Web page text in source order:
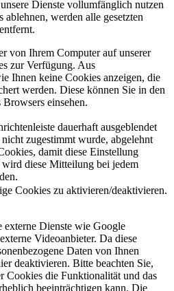
Dienste vollumfänglich nutzen
werden alle gesetzten
von Ihrem Computer auf unserer
zur Verfügung. Aus
Ihnen keine Cookies anzeigen, die
werden. Diese können Sie in den
einsehen.
dauerhaft ausgeblendet
zugestimmt wurde, abgelehnt
damit diese Einstellung
diese Mitteilung bei jedem
Cookies zu aktivieren/deaktivieren.
externe Dienste wie Google
Videoanbieter. Da diese
Daten von Ihnen
deaktivieren. Bitte beachten Sie,
Cookies die Funktionalität und das
beeinträchtigen kann. Die